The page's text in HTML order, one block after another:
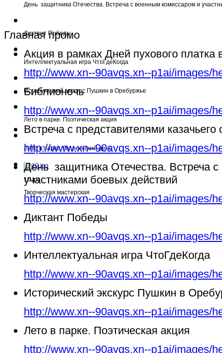
День защитника Отечества. Встреча с военным комиссаром и
Диктант Победы
Интеллектуальная игра ЧтоГдеКогда
Исторический экскурс Пушкин в Оребуржье
Лето в парке. Поэтическая акция
Лето в парке. Пушкинский день
10.jpg
Творческая мастерская
Главная промо
Акция в рамках Дней пухового платка
http://www.xn--90avqs.xn--p1ai/images/
Библионочь
http://www.xn--90avqs.xn--p1ai/images/
Встреча с представителями
http://www.xn--90avqs.xn--p1ai/images/
День защитника Отечества. Встреча
участниками боевых действий
http://www.xn--90avqs.xn--p1ai/images/
Диктант Победы
http://www.xn--90avqs.xn--p1ai/images/
Интеллектуальная игра ЧтоГдеКогда
http://www.xn--90avqs.xn--p1ai/images/
Исторический экскурс Пушкин в
http://www.xn--90avqs.xn--p1ai/images/
Лето в парке. Поэтическая акция
http://www.xn--90avqs.xn--p1ai/images/